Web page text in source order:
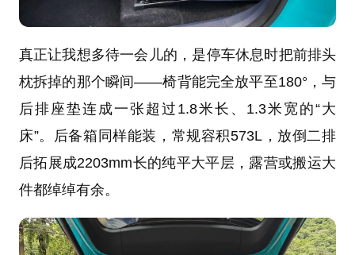
真正让我想多待一会儿的，是停车休息时把前排头
枕拆掉的那个瞬间——椅背能完全放平至180°，与
后排座垫连成一张超过1.8米长、1.3米宽的“大
床”。后备箱同样能装，常规容积573L，放倒二排
后拓展成2203mm长的纯平大平层，露营或搬运大
件都绰绰有余。